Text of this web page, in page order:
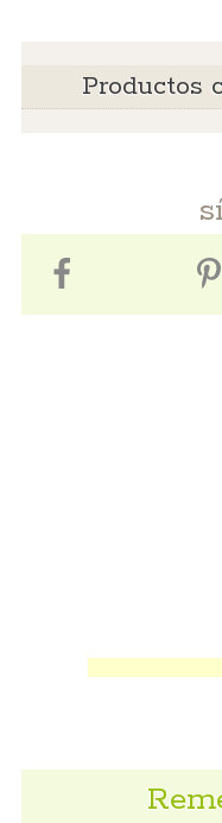
Productos